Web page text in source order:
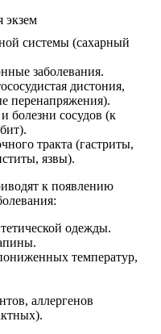
системы (сахарный
заболевания.
дистония,
перенапряжения).
болезни сосудов (к
тракта (гастриты,
язвы).
к появлению
одежды.
температур,
аллергенов